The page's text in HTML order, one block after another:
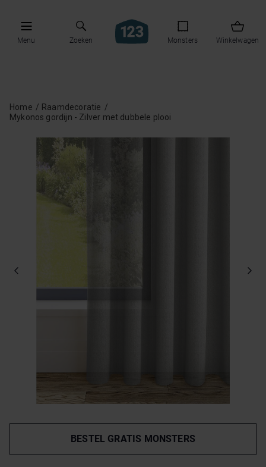
Menu Zoeken Monsters Winkelwagen
Home
Raamdecoratie
Mykonos gordijn - Zilver met dubbele plooi
BESTEL GRATIS MONSTERS